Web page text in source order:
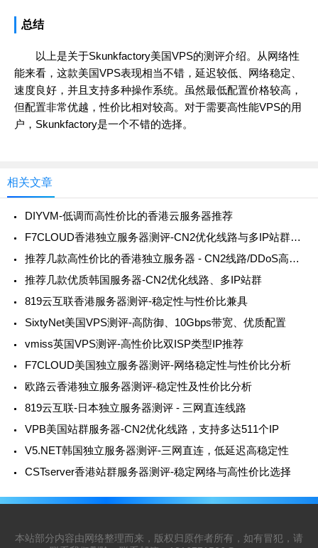
总结
以上是关于Skunkfactory美国VPS的测评介绍。从网络性
能来看，这款美国VPS表现相当不错，延迟较低、网络稳定、
速度良好，并且支持多种操作系统。虽然最低配置价格较高，
但配置非常优越，性价比相对较高。对于需要高性能VPS的用
户，Skunkfactory是一个不错的选择。
相关文章
DIYVM-低调而高性价比的香港云服务器推荐
F7CLOUD香港独立服务器测评-CN2优化线路与多IP站群支持
推荐几款高性价比的香港独立服务器 - CN2线路/DDoS高防/多IP站群
推荐几款优质韩国服务器-CN2优化线路、多IP站群
819云互联香港服务器测评-稳定性与性价比兼具
SixtyNet美国VPS测评-高防御、10Gbps带宽、优质配置
vmiss英国VPS测评-高性价比双ISP类型IP推荐
F7CLOUD美国独立服务器测评-网络稳定性与性价比分析
欧路云香港独立服务器测评-稳定性及性价比分析
819云互联-日本独立服务器测评 - 三网直连线路
VPB美国站群服务器-CN2优化线路，支持多达511个IP
V5.NET韩国独立服务器测评-三网直连，低延迟高稳定性
CSTserver香港站群服务器测评-稳定网络与高性价比选择
本站部分内容由网络整理而来，版权归原作者所有，如有冒犯，请